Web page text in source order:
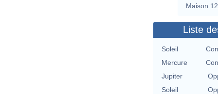
Maison 12
Liste
Soleil
Mercure
Jupiter
Soleil